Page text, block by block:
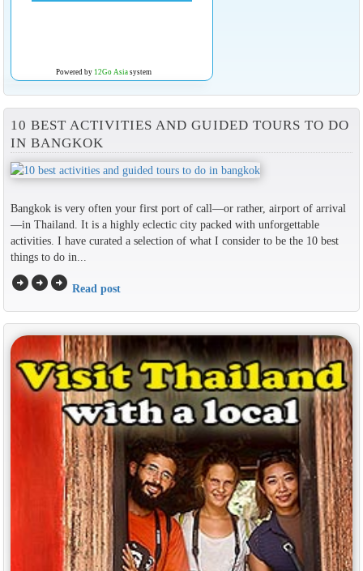
Powered by 12Go Asiasystem
10 BEST ACTIVITIES AND GUIDED TOURS TO DO
IN BANGKOK
Bangkok is very often your first port of call—or rather, airport of arrival
—in Thailand. It is a highly eclectic city packed with unforgettable
activities. I have curated a selection of what I consider to be the 10 best
things to do in...
arrow_circle_rightarrow_circle_rightarrow_circle_right Read post